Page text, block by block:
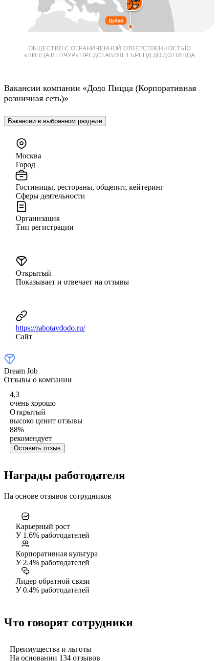
ОБЩЕСТВО С ОГРАНИЧЕННОЙ ОТВЕТСТВЕННОСТЬЮ
«ПИЦЦА ВЕНЧУР» ПРЕДСТАВЛЯЕТ БРЕНД ДО ДО ПИЦЦА
Вакансии компании «Додо Пицца (Корпоративная
розничная сеть)»
Вакансии в выбранном разделе
Москва
Город
Гостиницы, рестораны, общепит, кейтеринг
Сферы деятельности
Организация
Тип регистрации
Открытый
Показывает и отвечает на отзывы
https://rabotavdodo.ru/
Сайт
Dream Job
Отзывы о компании
4,3
очень хорошо
Открытый
высоко ценит отзывы
88%
рекомендует
Оставить отзыв
Награды работодателя
На основе отзывов сотрудников
Карьерный рост
У 1.6% работодателей
Корпоративная культура
У 2.4% работодателей
Лидер обратной связи
У 0.4% работодателей
Что говорят сотрудники
Преимущества и льготы
На основании 134 отзывов